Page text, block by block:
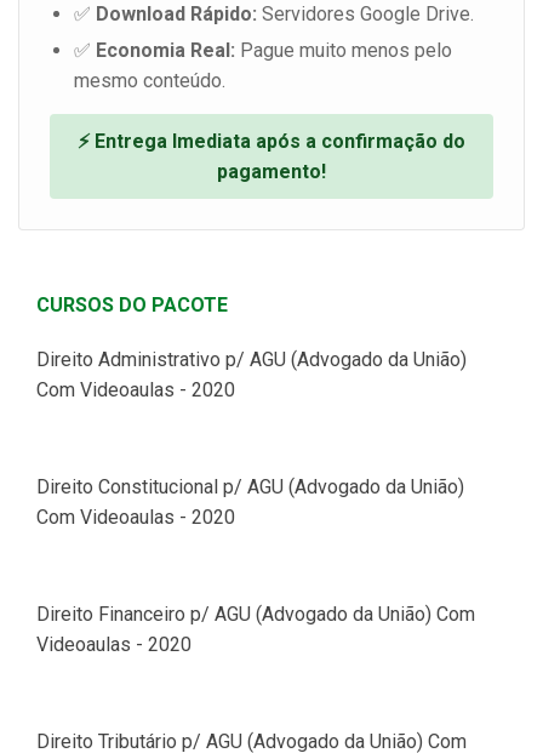
✅ Download Rápido: Servidores Google Drive.
✅ Economia Real: Pague muito menos pelo
mesmo conteúdo.
⚡ Entrega Imediata após a confirmação do
pagamento!
CURSOS DO PACOTE
Direito Administrativo p/ AGU (Advogado da União)
Com Videoaulas - 2020
Direito Constitucional p/ AGU (Advogado da União)
Com Videoaulas - 2020
Direito Financeiro p/ AGU (Advogado da União) Com
Videoaulas - 2020
Direito Tributário p/ AGU (Advogado da União) Com